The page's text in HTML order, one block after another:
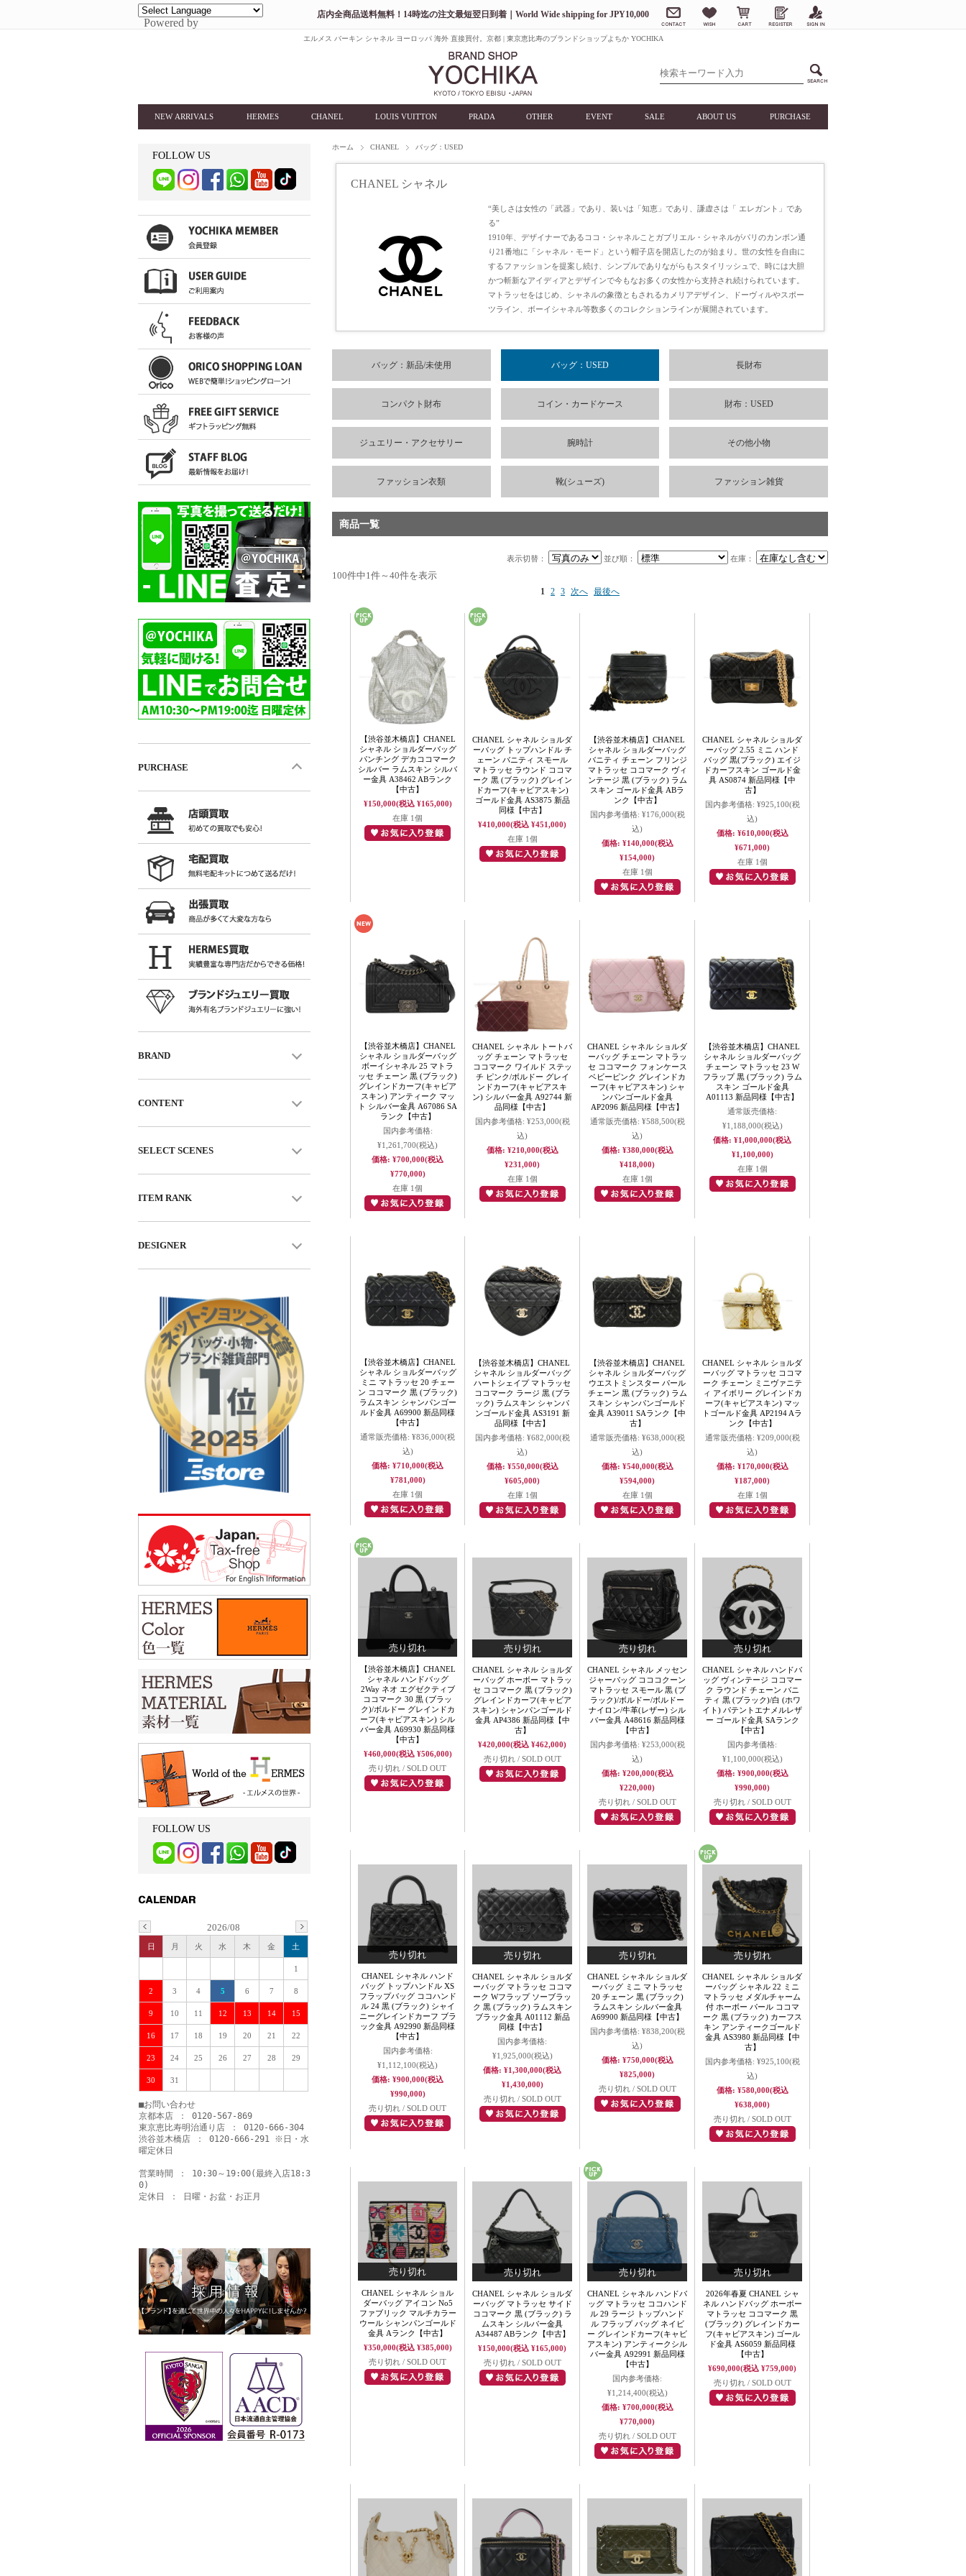
Powered by
店内全商品送料無料！14時迄の注文最短翌日到着｜World Wide shipping for JPY10,000
エルメス バーキン シャネル ヨーロッパ 海外 直接買付。京都 | 東京恵比寿のブランドショップよちか YOCHIKA
NEW ARRIVALS HERMES CHANEL LOUIS VUITTON PRADA OTHER EVENT SALE ABOUT US PURCHASE
ホーム CHANEL バッグ：USED
CHANEL シャネル
“美しさは女性の「武器」であり、装いは「知恵」であり、謙虚さは「 エレガント」であ
る”
1910年、デザイナーであるココ・シャネルことガブリエル・シャネルがパリのカンボン通
り21番地に「シャネル・モード」という帽子店を開店したのが始まり。世の女性を自由に
するファッションを提案し続け、シンプルでありながらもスタイリッシュで、時には大胆
かつ斬新なアイディアとデザインで今もなお多くの女性から支持され続けられています。
マトラッセをはじめ、シャネルの象徴ともされるカメリアデザイン、ドーヴィルやスポー
ツライン、ボーイシャネル等数多くのコレクションラインが展開されています。
バッグ：新品/未使用 バッグ：USED 長財布
コンパクト財布 コイン・カードケース 財布：USED
ジュエリー・アクセサリー 腕時計 その他小物
ファッション衣類 靴(シューズ) ファッション雑貨
商品一覧
表示切替： 並び順： 在庫：
100件中1件～40件を表示
1 2 3 次へ 最後へ
【渋谷並木橋店】CHANEL
シャネル ショルダーバッグ
パンチング デカココマーク
シルバー ラムスキン シルバ
ー金具 A38462 ABランク
【中古】
¥150,000(税込 ¥165,000)
在庫 1個
CHANEL シャネル ショルダ
ーバッグ トップハンドル チ
ェーン バニティ スモール
マトラッセ ラウンド ココマ
ーク 黒 (ブラック) グレイン
ドカーフ(キャビアスキン)
ゴールド金具 AS3875 新品
同様【中古】
¥410,000(税込 ¥451,000)
在庫 1個
【渋谷並木橋店】CHANEL
シャネル ショルダーバッグ
バニティ チェーン フリンジ
マトラッセ ココマーク ヴィ
ンテージ 黒 (ブラック) ラム
スキン ゴールド金具 ABラ
ンク【中古】
国内参考価格: ¥176,000(税
込)
価格: ¥140,000(税込
¥154,000)
在庫 1個
CHANEL シャネル ショルダ
ーバッグ 2.55 ミニ ハンド
バッグ 黒(ブラック) エイジ
ドカーフスキン ゴールド金
具 AS0874 新品同様【中
古】
国内参考価格: ¥925,100(税
込)
価格: ¥610,000(税込
¥671,000)
在庫 1個
【渋谷並木橋店】CHANEL
シャネル ショルダーバッグ
ボーイシャネル 25 マトラ
ッセ チェーン 黒 (ブラック)
グレインドカーフ(キャビア
スキン) アンティーク マッ
ト シルバー金具 A67086 SA
ランク【中古】
国内参考価格:
¥1,261,700(税込)
価格: ¥700,000(税込
¥770,000)
在庫 1個
CHANEL シャネル トートバ
ッグ チェーン マトラッセ
ココマーク ワイルド ステッ
チ ピンク/ボルドー グレイ
ンドカーフ(キャビアスキ
ン) シルバー金具 A92744 新
品同様【中古】
国内参考価格: ¥253,000(税
込)
価格: ¥210,000(税込
¥231,000)
在庫 1個
CHANEL シャネル ショルダ
ーバッグ チェーン マトラッ
セ ココマーク フォンケース
ベビーピンク グレインドカ
ーフ(キャビアスキン) シャ
ンパンゴールド金具
AP2096 新品同様【中古】
通常販売価格: ¥588,500(税
込)
価格: ¥380,000(税込
¥418,000)
在庫 1個
【渋谷並木橋店】CHANEL
シャネル ショルダーバッグ
チェーン マトラッセ 23 W
フラップ 黒 (ブラック) ラム
スキン ゴールド金具
A01113 新品同様【中古】
通常販売価格:
¥1,188,000(税込)
価格: ¥1,000,000(税込
¥1,100,000)
在庫 1個
【渋谷並木橋店】CHANEL
シャネル ショルダーバッグ
ミニ マトラッセ 20 チェー
ン ココマーク 黒 (ブラック)
ラムスキン シャンパンゴー
ルド金具 A69900 新品同様
【中古】
通常販売価格: ¥836,000(税
込)
価格: ¥710,000(税込
¥781,000)
在庫 1個
【渋谷並木橋店】CHANEL
シャネル ショルダーバッグ
ハートシェイプ マトラッセ
ココマーク ラージ 黒 (ブラ
ック) ラムスキン シャンパ
ンゴールド金具 AS3191 新
品同様【中古】
国内参考価格: ¥682,000(税
込)
価格: ¥550,000(税込
¥605,000)
在庫 1個
【渋谷並木橋店】CHANEL
シャネル ショルダーバッグ
ウエストミンスター パール
チェーン 黒 (ブラック) ラム
スキン シャンパンゴールド
金具 A39011 SAランク【中
古】
通常販売価格: ¥638,000(税
込)
価格: ¥540,000(税込
¥594,000)
在庫 1個
CHANEL シャネル ショルダ
ーバッグ マトラッセ ココマ
ーク チェーン ミニヴァニテ
ィ アイボリー グレインドカ
ーフ(キャビアスキン) マッ
トゴールド金具 AP2194 Aラ
ンク【中古】
通常販売価格: ¥209,000(税
込)
価格: ¥170,000(税込
¥187,000)
在庫 1個
【渋谷並木橋店】CHANEL
シャネル ハンドバッグ
2Way ネオ エグゼクティブ
ココマーク 30 黒 (ブラッ
ク)/ボルドー グレインドカ
ーフ(キャビアスキン) シル
バー金具 A69930 新品同様
【中古】
¥460,000(税込 ¥506,000)
売り切れ / SOLD OUT
CHANEL シャネル ショルダ
ーバッグ ホーボー マトラッ
セ ココマーク 黒 (ブラック)
グレインドカーフ(キャビア
スキン) シャンパンゴールド
金具 AP4386 新品同様【中
古】
¥420,000(税込 ¥462,000)
売り切れ / SOLD OUT
CHANEL シャネル メッセン
ジャーバッグ コココクーン
マトラッセ スモール 黒 (ブ
ラック)/ボルドー/ボルドー
ナイロン/牛革(レザー) シル
バー金具 A48616 新品同様
【中古】
国内参考価格: ¥253,000(税
込)
価格: ¥200,000(税込
¥220,000)
売り切れ / SOLD OUT
CHANEL シャネル ハンドバ
ッグ ヴィンテージ ココマー
ク ラウンド チェーン バニ
ティ 黒 (ブラック)/白 (ホワ
イト) パテントエナメルレザ
ー ゴールド金具 SAランク
【中古】
国内参考価格:
¥1,100,000(税込)
価格: ¥900,000(税込
¥990,000)
売り切れ / SOLD OUT
CHANEL シャネル ハンド
バッグ トップハンドル XS
フラップバッグ ココハンド
ル 24 黒 (ブラック) シャイ
ニーグレインドカーフ ブラ
ック金具 A92990 新品同様
【中古】
国内参考価格:
¥1,112,100(税込)
価格: ¥900,000(税込
¥990,000)
売り切れ / SOLD OUT
CHANEL シャネル ショルダ
ーバッグ マトラッセ ココマ
ーク Wフラップ ソーブラッ
ク 黒 (ブラック) ラムスキン
ブラック金具 A01112 新品
同様【中古】
国内参考価格:
¥1,925,000(税込)
価格: ¥1,300,000(税込
¥1,430,000)
売り切れ / SOLD OUT
CHANEL シャネル ショルダ
ーバッグ ミニ マトラッセ
20 チェーン 黒 (ブラック)
ラムスキン シルバー金具
A69900 新品同様【中古】
国内参考価格: ¥838,200(税
込)
価格: ¥750,000(税込
¥825,000)
売り切れ / SOLD OUT
CHANEL シャネル ショルダ
ーバッグ シャネル 22 ミニ
マトラッセ メダルチャーム
付 ホーボー パール ココマ
ーク 黒 (ブラック) カーフス
キン アンティークゴールド
金具 AS3980 新品同様【中
古】
国内参考価格: ¥925,100(税
込)
価格: ¥580,000(税込
¥638,000)
売り切れ / SOLD OUT
CHANEL シャネル ショル
ダーバッグ アイコン No5
ファブリック マルチカラー
ウール シャンパンゴールド
金具 Aランク【中古】
¥350,000(税込 ¥385,000)
売り切れ / SOLD OUT
CHANEL シャネル ショルダ
ーバッグ マトラッセ サイド
ココマーク 黒 (ブラック) ラ
ムスキン シルバー金具
A34487 ABランク【中古】
¥150,000(税込 ¥165,000)
売り切れ / SOLD OUT
CHANEL シャネル ハンドバ
ッグ マトラッセ ココハンド
ル 29 ラージ トップハンド
ル フラップ バッグ ネイビ
ー グレインドカーフ(キャビ
アスキン) アンティークシル
バー金具 A92991 新品同様
【中古】
国内参考価格:
¥1,214,400(税込)
価格: ¥700,000(税込
¥770,000)
売り切れ / SOLD OUT
2026年春夏 CHANEL シャ
ネル ハンドバッグ ホーボー
マトラッセ ココマーク 黒
(ブラック) グレインドカー
フ(キャビアスキン) ゴール
ド金具 AS6059 新品同様
【中古】
¥690,000(税込 ¥759,000)
売り切れ / SOLD OUT
FOLLOW US
PURCHASE
BRAND
CONTENT
SELECT SCENES
ITEM RANK
DESIGNER
FOLLOW US
2026/08
日 月 火 水 木 金 土
1
2 3 4 5 6 7 8
9 10 11 12 13 14 15
16 17 18 19 20 21 22
23 24 25 26 27 28 29
30 31
■お問い合わせ
京都本店 ： 0120-567-869
東京恵比寿明治通り店 ： 0120-666-304
渋谷並木橋店 ： 0120-666-291 ※日・水
曜定休日
営業時間 ： 10:30～19:00(最終入店18:3
0)
定休日 ： 日曜・お盆・お正月